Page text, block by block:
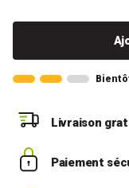
Livraison
Paiement